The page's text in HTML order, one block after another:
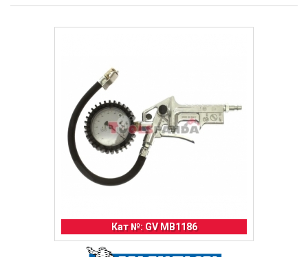
Кат №: GV MB1186